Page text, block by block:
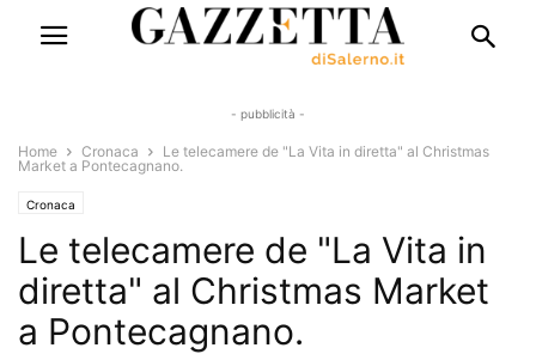
- pubblicità -
Home Cronaca
Le telecamere de "La Vita in diretta" al Christmas
Market a Pontecagnano.
Cronaca
Le telecamere de "La Vita in
diretta" al Christmas Market
a Pontecagnano.